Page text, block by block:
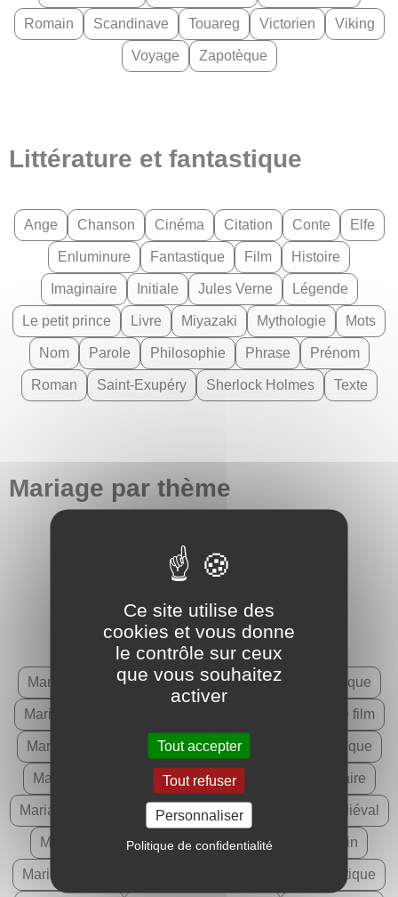
Romain Scandinave Touareg Victorien Viking
Voyage Zapotèque
Littérature et fantastique
Ange Chanson Cinéma Citation Conte Elfe
Enluminure Fantastique Film Histoire
Imaginaire Initiale Jules Verne Légende
Le petit prince Livre Miyazaki Mythologie Mots
Nom Parole Philosophie Phrase Prénom
Roman Saint-Exupéry Sherlock Holmes Texte
Mariage par thème
Mariage animal Mariage astronomie
Mariage baroque
Mariage bucolique Mariage céleste
Mariage celtique Mariage champêtre
Mariage cinéma Mariage dentelle Mariage elfique
Mariage ethnique Mariage film
Mariage fleuri Mariage geek Mariage géométrique
Mariage hiver Mariage japonais Mariage lunaire
Mariage lune Mariage mécanique Mariage médiéval
Mariage médiéval-fantastique Mariage mexicain
Mariage musique Mariage nautique
Ce site utilise des
cookies et vous donne
le contrôle sur ceux
que vous souhaitez
activer
Tout accepter
Tout refuser
Personnaliser
Politique de confidentialité